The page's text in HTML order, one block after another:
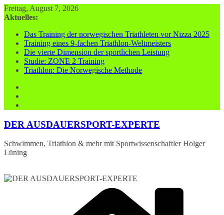
Zum
Inhalt
Freitag, August 7, 2026
Aktuelles:
Das Training der norwegischen Triathleten vor Nizza 2025
Training eines 9-fachen Triathlon-Weltmeisters
Die vierte Dimension der sportlichen Leistung
Studie: ZONE 2 Training
Triathlon: Die Norwegische Methode
DER AUSDAUERSPORT-EXPERTE
Schwimmen, Triathlon & mehr mit Sportwissenschaftler Holger
Lüning